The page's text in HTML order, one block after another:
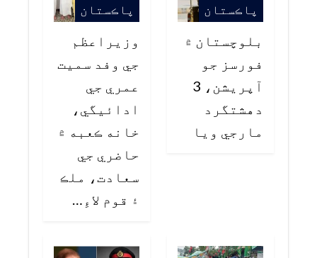
پاڪستان
بلوچستان ۾
فورسز جو
آپريشن، 3
دهشتگرد
مارجي ويا
پاڪستان
وزيراعظم
جي وفد سميت
عمري جي
ادائيگي،
خانه ڪعبه ۾
حاضري جي
سعادت، ملڪ
۽ قوم لاءِ…